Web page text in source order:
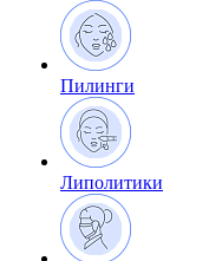
Пилинги
Липолитики